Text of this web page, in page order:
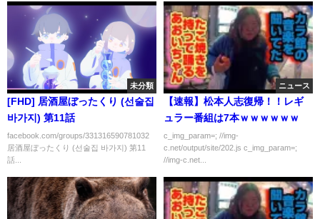
未分類
[FHD] 居酒屋ぼったくり (선술집
바가지) 第11話
facebook.com/groups/331316590781032
居酒屋ぼったくり (선술집 바가지) 第11
話...
ニュース
【速報】松本人志復帰！！レギ
ュラー番組は7本ｗｗｗｗｗｗ
c_img_param=; //img-
c.net/output/site/202.js c_img_param=;
//img-c.net...